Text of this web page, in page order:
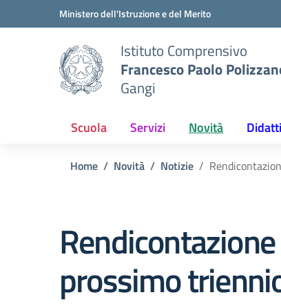
Vai ai contenuti
Vai al menu di navigazioneMinistero dell'Istruzione e del Merito
Istituto Comprensivo
Francesco Paolo
Gangi
Scuola Servizi Novità
Home Novità Notizie
prossimo